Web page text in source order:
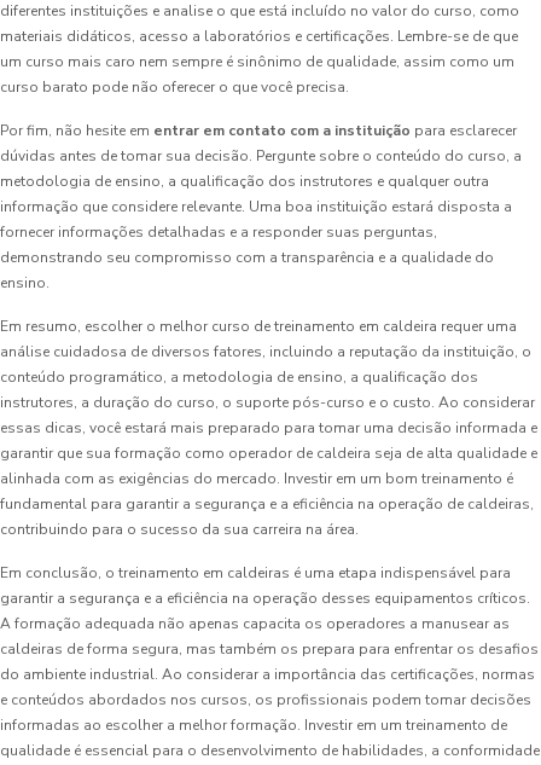
diferentes instituições e analise o que está incluído no valor do curso, como
materiais didáticos, acesso a laboratórios e certificações. Lembre-se de que
um curso mais caro nem sempre é sinônimo de qualidade, assim como um
curso barato pode não oferecer o que você precisa.
Por fim, não hesite em entrar em contato com a instituição para esclarecer
dúvidas antes de tomar sua decisão. Pergunte sobre o conteúdo do curso, a
metodologia de ensino, a qualificação dos instrutores e qualquer outra
informação que considere relevante. Uma boa instituição estará disposta a
fornecer informações detalhadas e a responder suas perguntas,
demonstrando seu compromisso com a transparência e a qualidade do
ensino.
Em resumo, escolher o melhor curso de treinamento em caldeira requer uma
análise cuidadosa de diversos fatores, incluindo a reputação da instituição, o
conteúdo programático, a metodologia de ensino, a qualificação dos
instrutores, a duração do curso, o suporte pós-curso e o custo. Ao considerar
essas dicas, você estará mais preparado para tomar uma decisão informada e
garantir que sua formação como operador de caldeira seja de alta qualidade e
alinhada com as exigências do mercado. Investir em um bom treinamento é
fundamental para garantir a segurança e a eficiência na operação de caldeiras,
contribuindo para o sucesso da sua carreira na área.
Em conclusão, o treinamento em caldeiras é uma etapa indispensável para
garantir a segurança e a eficiência na operação desses equipamentos críticos.
A formação adequada não apenas capacita os operadores a manusear as
caldeiras de forma segura, mas também os prepara para enfrentar os desafios
do ambiente industrial. Ao considerar a importância das certificações, normas
e conteúdos abordados nos cursos, os profissionais podem tomar decisões
informadas ao escolher a melhor formação. Investir em um treinamento de
qualidade é essencial para o desenvolvimento de habilidades, a conformidade